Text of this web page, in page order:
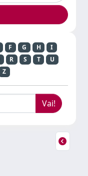
F G H
I
R S T
U
Z